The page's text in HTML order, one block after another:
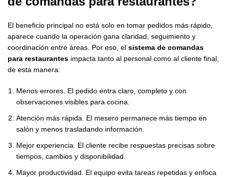
El beneficio principal no está solo en tomar pedidos más rápido,
aparece cuando la operación gana claridad, seguimiento y
coordinación entre áreas. Por eso, el sistema de comandas
para restaurantes impacta tanto al personal como al cliente final,
de esta manera:
Menos errores. El pedido entra claro, completo y con
observaciones visibles para cocina.
Atención más rápida. El mesero permanece más tiempo en
salón y menos trasladando información.
Mejor experiencia. El cliente recibe respuestas precisas sobre
tiempos, cambios y disponibilidad.
Mayor productividad. El equipo evita tareas repetidas y enfoca